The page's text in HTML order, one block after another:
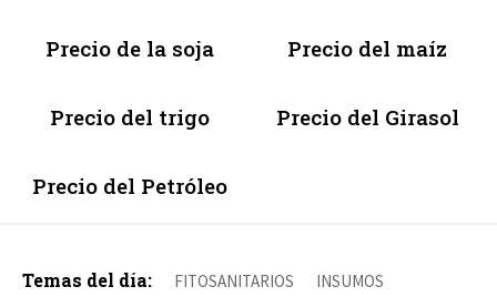
Precio de la soja Precio del maíz
Precio del trigo Precio del Girasol
Precio del Petróleo
Temas del día: FITOSANITARIOS INSUMOS